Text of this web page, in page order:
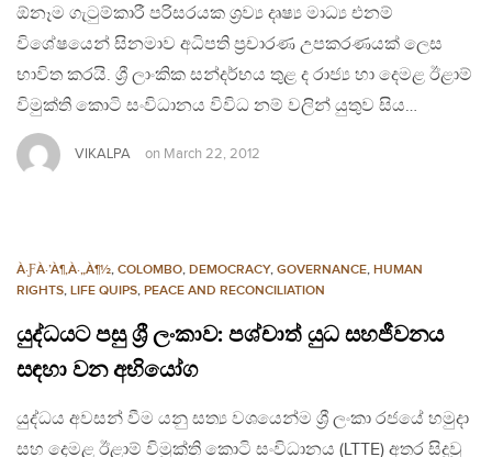
ඕනෑම ගැටුම්කාරී පරිසරයක ශ්‍රව්‍ය දෘෂ්‍ය මාධ්‍ය එනම්
විශේෂයෙන් සිනමාව අධිපති ප්‍රචාරණ උපකරණයක් ලෙස
භාවිත කරයි. ශ්‍රී ලාංකික සන්දර්භය තුළ ද රාජ්‍ය හා දෙමළ ඊළාම්
විමුක්ති කොටි සංවිධානය විවිධ නම් වලින් යුතුව සිය…
VIKALPA on March 22, 2012
À·ƑÀ·’À¶‚À·„À¶½, COLOMBO, DEMOCRACY, GOVERNANCE, HUMAN
RIGHTS, LIFE QUIPS, PEACE AND RECONCILIATION
යුද්ධයට පසු ශ්‍රී ලංකාව: පශ්චාත් යුධ සහජීවනය
සඳහා වන අභියෝග
යුද්ධය අවසන් වීම යනු සත්‍ය වශයෙන්ම ශ්‍රී ලංකා රජයේ හමුදා
සහ දෙමළ ඊළාම් විමුක්ති කොටි සංවිධානය (LTTE) අතර සිදුවූ